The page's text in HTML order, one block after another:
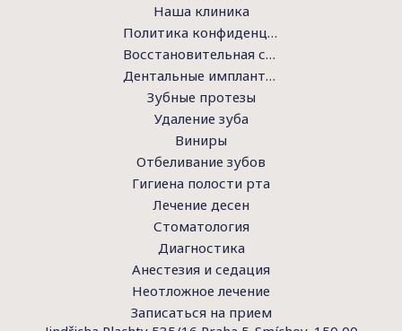
Наша клиника
Политика конфиденциальности
Восстановительная стоматология
Дентальные имплантаты
Зубные протезы
Удаление зуба
Виниры
Отбеливание зубов
Гигиена полости рта
Лечение десен
Стоматология
Диагностика
Анестезия и седация
Неотложное лечение
Записаться на прием